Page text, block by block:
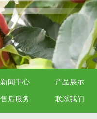
新闻中心 产品展示
售后服务 联系我们